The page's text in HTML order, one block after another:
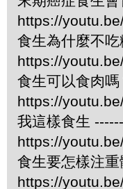
https://
食生為什麼不
https://
食生可以食肉
https://
我這樣食生
https://
食生要怎樣注
https://